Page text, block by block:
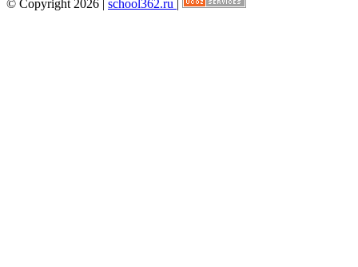
© Copyright 2026 | school362.ru |